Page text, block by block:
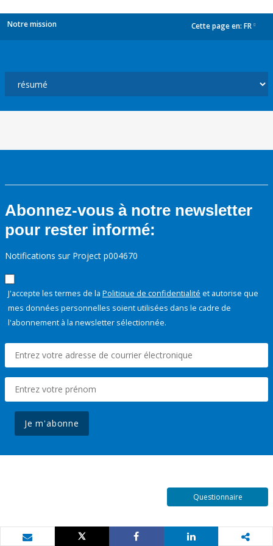
Notre mission Cette page en: FR
Abonnez-vous à notre newsletter
pour rester informé:
Notifications sur Project p004670
J'accepte les termes de la Politique de confidentialité et autorise que
mes données personnelles soient utilisées dans le cadre de
l'abonnement à la newsletter sélectionnée.
Je m'abonne
Questionnaire